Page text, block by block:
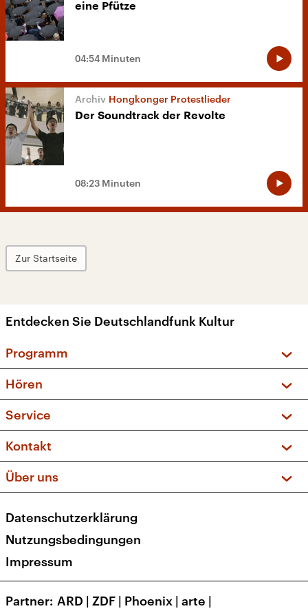
eine Pfütze
04:54 Minuten
Hongkonger Protestlieder
Der Soundtrack der Revolte
08:23 Minuten
Zur Startseite
Entdecken Sie Deutschlandfunk Kultur
Programm
Sendungen und Podcasts
Musikliste
Kakadu – Das Kinderprogramm
Hören
Frequenzen (UKW + DAB+)
Service
FAQ
Apps
Newsletter
Veranstaltungen
Kontakt
Social Media
Über uns
Presse
Karriere
Transparenz
Datenschutzerklärung
Nutzungsbedingungen
Impressum
Partner ARD | ZDF | Phoenix | arte |